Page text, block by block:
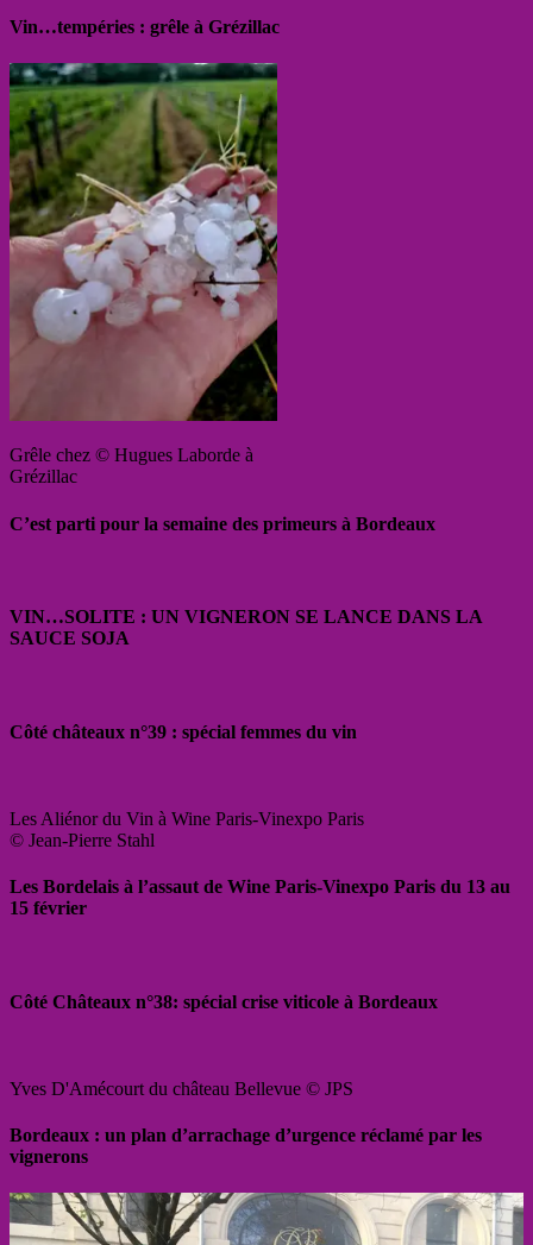
Vin…tempéries : grêle à Grézillac
Grêle chez © Hugues Laborde à
Grézillac
C’est parti pour la semaine des primeurs à Bordeaux
VIN…SOLITE : UN VIGNERON SE LANCE DANS LA
SAUCE SOJA
Côté châteaux n°39 : spécial femmes du vin
Les Aliénor du Vin à Wine Paris-Vinexpo Paris
© Jean-Pierre Stahl
Les Bordelais à l’assaut de Wine Paris-Vinexpo Paris du 13 au
15 février
Côté Châteaux n°38: spécial crise viticole à Bordeaux
Yves D'Amécourt du château Bellevue © JPS
Bordeaux : un plan d’arrachage d’urgence réclamé par les
vignerons